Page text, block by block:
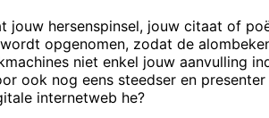
jouw hersenspinsel, jouw citaat of
opgenomen, zodat de
niet enkel jouw aanvulling
ook nog eens steedser en
internetweb he?